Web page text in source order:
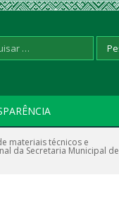
materiais técnicos e
da Secretaria Municipal de